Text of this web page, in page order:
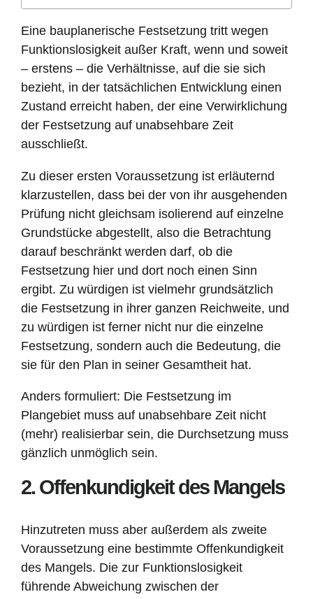
Eine bauplanerische Festsetzung tritt wegen
Funktionslosigkeit außer Kraft, wenn und soweit
– erstens – die Verhältnisse, auf die sie sich
bezieht, in der tatsächlichen Entwicklung einen
Zustand erreicht haben, der eine Verwirklichung
der Festsetzung auf unabsehbare Zeit
ausschließt.
Zu dieser ersten Voraussetzung ist erläuternd
klarzustellen, dass bei der von ihr ausgehenden
Prüfung nicht gleichsam isolierend auf einzelne
Grundstücke abgestellt, also die Betrachtung
darauf beschränkt werden darf, ob die
Festsetzung hier und dort noch einen Sinn
ergibt. Zu würdigen ist vielmehr grundsätzlich
die Festsetzung in ihrer ganzen Reichweite, und
zu würdigen ist ferner nicht nur die einzelne
Festsetzung, sondern auch die Bedeutung, die
sie für den Plan in seiner Gesamtheit hat.
Anders formuliert: Die Festsetzung im
Plangebiet muss auf unabsehbare Zeit nicht
(mehr) realisierbar sein, die Durchsetzung muss
gänzlich unmöglich sein.
2. Offenkundigkeit des Mangels
Hinzutreten muss aber außerdem als zweite
Voraussetzung eine bestimmte Offenkundigkeit
des Mangels. Die zur Funktionslosigkeit
führende Abweichung zwischen der